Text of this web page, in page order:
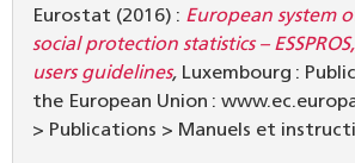
Eurostat (2016) : European system
social protection statistics –
users guidelines, Luxembourg :
the European Union :
> Publications > Manuels et